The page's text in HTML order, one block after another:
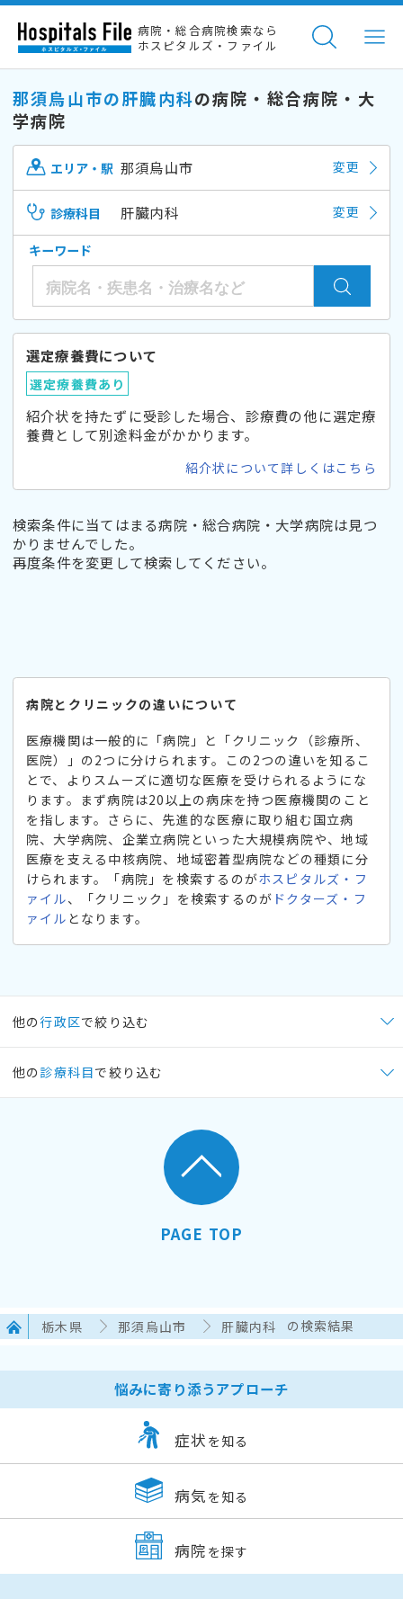
病院・総合病院検索なら
ホスピタルズ・ファイル
那須烏山市の肝臓内科の病院・総合病院・大
学病院
エリア・駅 那須烏山市 変更
診療科目 肝臓内科 変更
キーワード
選定療養費について
選定療養費あり
紹介状を持たずに受診した場合、診療費の他に選定療
養費として別途料金がかかります。
紹介状について詳しくはこちら
検索条件に当てはまる病院・総合病院・大学病院は見つ
かりませんでした。
再度条件を変更して検索してください。
病院とクリニックの違いについて
医療機関は一般的に「病院」と「クリニック（診療所、
医院）」の2つに分けられます。この2つの違いを知るこ
とで、よりスムーズに適切な医療を受けられるようにな
ります。まず病院は20以上の病床を持つ医療機関のこと
を指します。さらに、先進的な医療に取り組む国立病
院、大学病院、企業立病院といった大規模病院や、地域
医療を支える中核病院、地域密着型病院などの種類に分
けられます。「病院」を検索するのがホスピタルズ・フ
ァイル、「クリニック」を検索するのが ドクターズ・フ
ァイル となります。
他の行政区で絞り込む
他の 診療科目で絞り込む
PAGE TOP
栃木県 那須烏山市 肝臓内科 の検索結果
悩みに寄り添うアプローチ
症状 を知る
病気 を知る
病院 を探す